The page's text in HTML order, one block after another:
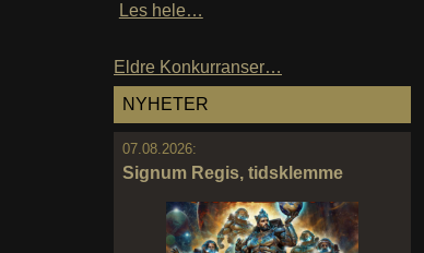
Les hele…
Eldre Konkurranser…
NYHETER
07.08.2026:
Signum Regis, tidsklemme